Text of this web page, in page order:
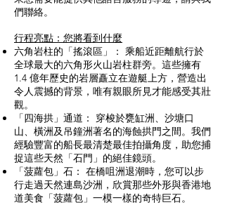
們聯絡。
行程亮點：您將看到什麼
六角岩柱的「搖滾區」： 乘船近距離航行於
全球最大的六角形火山岩柱群旁。這些擁有
1.4 億年歷史的岩層矗立在遊艇上方，營造出
令人震撼的背景，唯有親眼所見才能感受其壯
觀。
「四海拱」通道： 穿梭於甕缸洲、沙塘口
山、橫洲及吊鐘洲著名的海蝕拱門之間。我們
經驗豐富的船長最清楚最佳拍攝角度，助您捕
捉這些天然「石門」的絕佳鏡頭。
「菠蘿包」石： 在橋咀洲退潮時，您可以步
行走過天然連島沙洲，欣賞那些外形與香港地
道美食「菠蘿包」一模一樣的奇特巨石。